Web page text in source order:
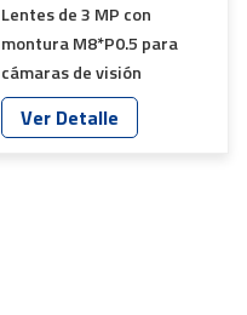
Lentes de 3 MP con
montura M8*P0.5 para
cámaras de visión
periférica de automóviles
YT-7625-B8
Ver Detalle